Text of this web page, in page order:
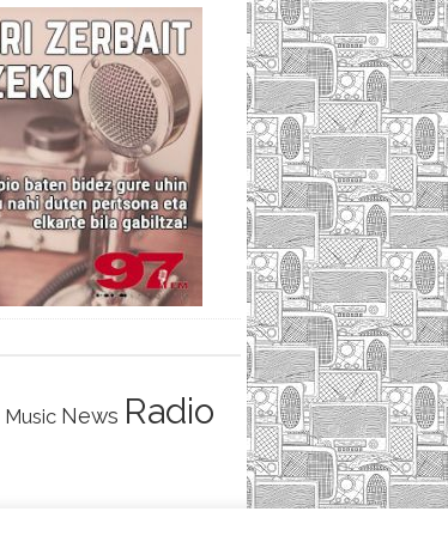
e
d
Music News Radio